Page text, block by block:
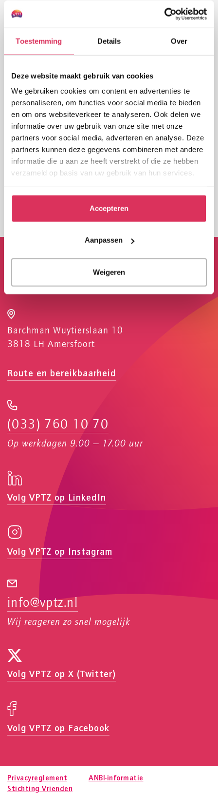
Toestemming Details Over
Deze website maakt gebruik van cookies
We gebruiken cookies om content en advertenties te
personaliseren, om functies voor social media te bieden
en om ons websiteverkeer te analyseren. Ook delen we
informatie over uw gebruik van onze site met onze
partners voor social media, adverteren en analyse. Deze
partners kunnen deze gegevens combineren met andere
informatie die u aan ze heeft verstrekt of die ze hebben
verzameld op basis van uw gebruik van hun services.
Accepteren
Aanpassen
Weigeren
Hieronder kunt u het Bestuursverslag 2022 bekijken
eerdere jaarrekeningen inzien, neem dan contact op
met het secretariaat van VPTZ Nederland via
Jaarrekening 2024
Jaarrekening 2023
Bestuursverslag 2022
Jaarrekening 2022
Jaarrekening 2021
Jaarrekening 2020
Jaarrekening 2018
VPTZ Nederland
Barchman Wuytierslaan 10
3818 LH Amersfoort
Route en bereikbaarheid
(033) 760 10 70
Op werkdagen 9.00 — 17.00 uur
Volg VPTZ op LinkedIn
Volg VPTZ op Instagram
info@vptz.nl
Wij reageren zo snel mogelijk
Volg VPTZ op X (Twitter)
Volg VPTZ op Facebook
Privacyreglement
ANBI-informatie
Stichting Vrienden